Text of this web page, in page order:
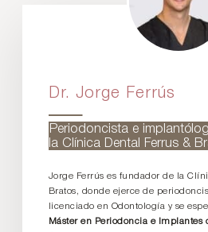
Dr. Jorge Ferrús
Periodoncista e
la Clínica Dental Ferrus &
Jorge Ferrús es fundador de la
Bratos, donde ejerce de
licenciado en Odontología y se
Máster en Periodoncia e Implantes